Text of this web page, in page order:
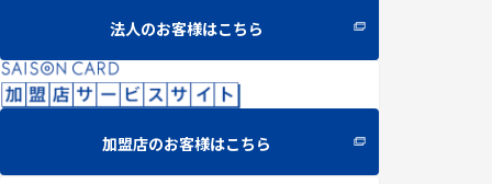
法人のお客様はこちら
加盟店のお客様はこちら